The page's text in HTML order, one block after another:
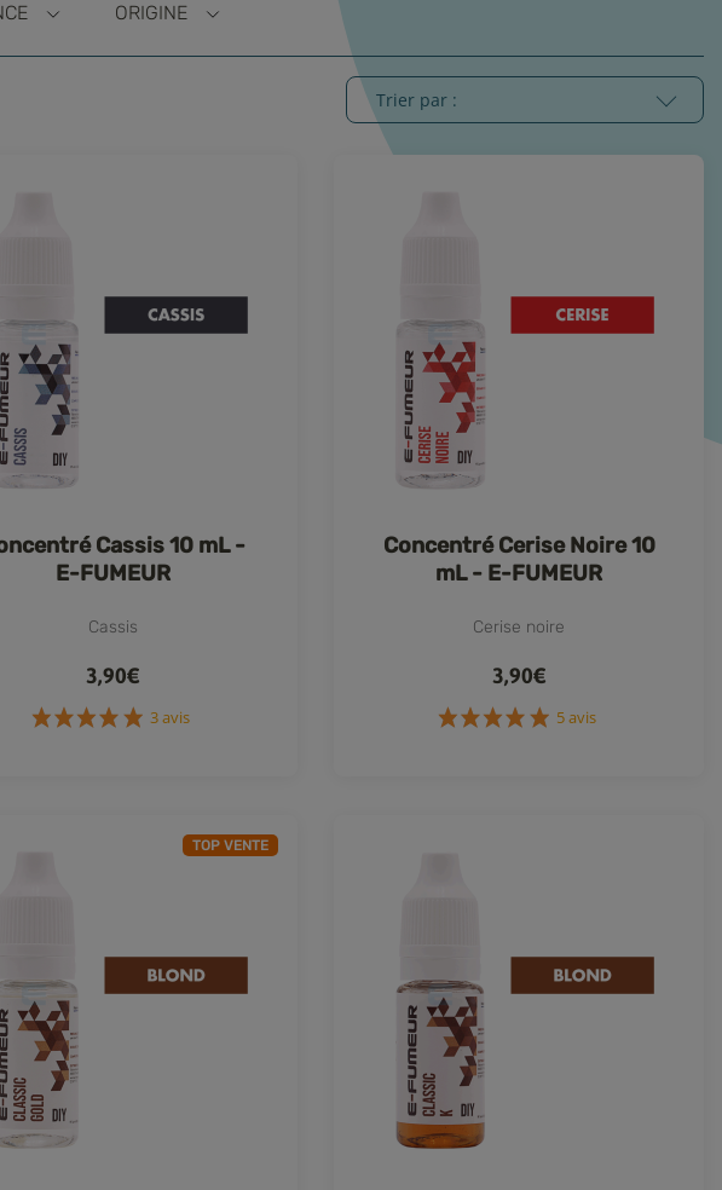
ORIGINE
Trier par :
Cassis 10 mL -
E-FUMEUR
Cassis
3,90€
Concentré Cerise Noire 10
mL - E-FUMEUR
Cerise noire
3,90€
TOP VENTE